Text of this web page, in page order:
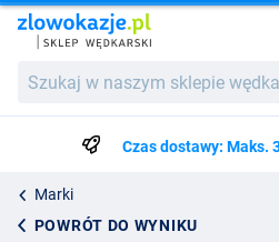
w
wędkarskim...Czas dostawy: Maks.
Marki
POWRÓT DO WYNIKU